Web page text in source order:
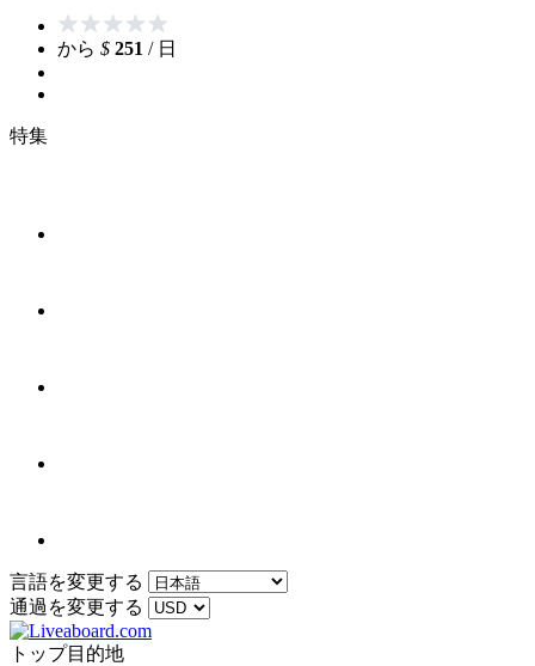
から $ 251 / 日
特集
言語を変更する
通過を変更する
トップ目的地